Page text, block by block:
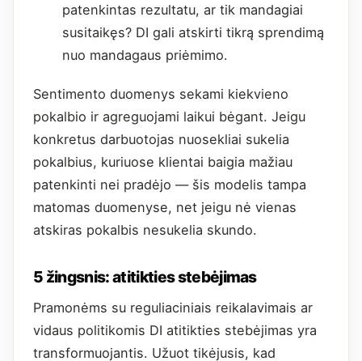
patenkintas rezultatu, ar tik mandagiai
susitaikęs? DI gali atskirti tikrą sprendimą
nuo mandagaus priėmimo.
Sentimento duomenys sekami kiekvieno
pokalbio ir agreguojami laikui bėgant. Jeigu
konkretus darbuotojas nuosekliai sukelia
pokalbius, kuriuose klientai baigia mažiau
patenkinti nei pradėjo — šis modelis tampa
matomas duomenyse, net jeigu nė vienas
atskiras pokalbis nesukelia skundo.
5 žingsnis: atitikties stebėjimas
Pramonėms su reguliaciniais reikalavimais ar
vidaus politikomis DI atitikties stebėjimas yra
transformuojantis. Užuot tikėjusis, kad